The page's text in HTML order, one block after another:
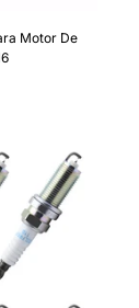
Motor De